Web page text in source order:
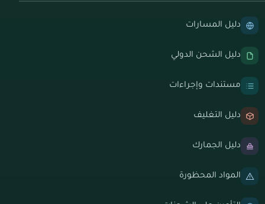
دليل المسارات
دليل الشحن الدولي
مستندات وإجراءات
دليل التغليف
دليل الجمارك
المواد المحظورة